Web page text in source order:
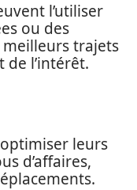
l’utiliser
ou des
meilleurs trajets
l’intérêt.
leurs
d’affaires,